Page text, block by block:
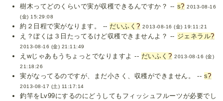
樹木ってどのくらいで実が収穫できるんですか？ -- s? 2013-08-16
(金) 15:29:08
約２日程で実がなります。 -- だいふく? 2013-08-16 (金) 19:11:21
え？ぼくは３日たってるけど収穫できませんよ？ -- ジェネラル?
2013-08-16 (金) 21:11:49
えwじゃあもうちょっとでなりますよ -- だいふく? 2013-08-16 (金)
21:18:26
実がなってるのですが、まだ小さく、収穫ができません。 -- s?
2013-08-17 (土) 11:17:14
釣竿をLv99にするのにどうしてもフィッシュフルーツが必要でし